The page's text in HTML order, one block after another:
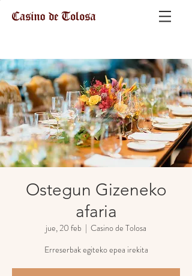
Ostegun Gizeneko
afaria
jue, 20 feb
  |
Casino de Tolosa
Erreserbak egiteko epea irekita